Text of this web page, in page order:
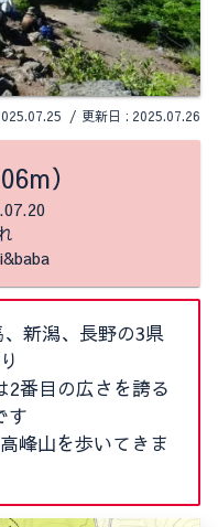
2025.07.26
）
、新潟、長野の3県
2番目の広さを誇る
す
峰山を歩いてきま